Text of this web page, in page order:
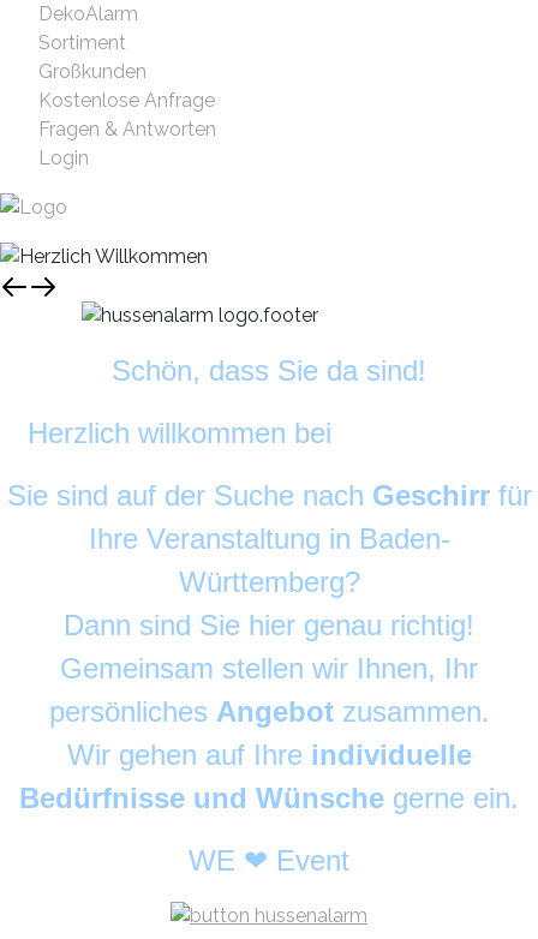
DekoAlarm
Sortiment
Großkunden
Kostenlose Anfrage
Fragen & Antworten
Login
Schön, dass Sie da sind!
Herzlich willkommen bei
Sie sind auf der Suche nach Geschirr für
Ihre Veranstaltung in Baden-
Württemberg?
Dann sind Sie hier genau richtig!
Gemeinsam stellen wir Ihnen, Ihr
persönliches Angebot zusammen.
Wir gehen auf Ihre individuelle
Bedürfnisse und Wünsche gerne ein.
WE ❤ Event